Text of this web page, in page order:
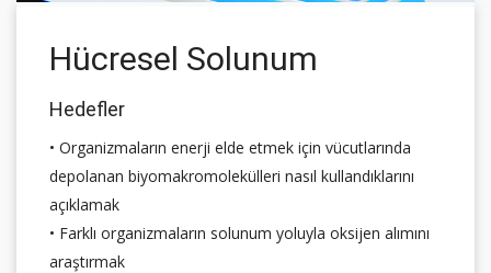
Hücresel Solunum
Hedefler
• Organizmaların enerji elde etmek için vücutlarında
depolanan biyomakromolekülleri nasıl kullandıklarını
açıklamak
• Farklı organizmaların solunum yoluyla oksijen alımını
araştırmak